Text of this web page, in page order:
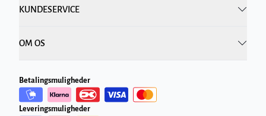
KUNDESERVICE
OM OS
Betalingsmuligheder
Leveringsmuligheder